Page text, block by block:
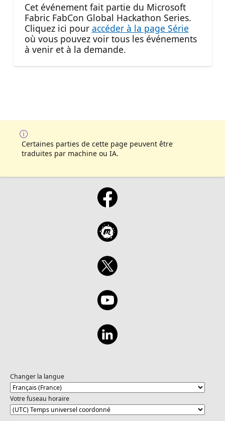
Cet événement fait partie du Microsoft
Fabric FabCon Global Hackathon Series.
Cliquez ici pour accéder à la page Série
où vous pouvez voir tous les événements
à venir et à la demande.
Certaines parties de cette page peuvent être
traduites par machine ou IA.
Changer la langue
Votre fuseau horaire